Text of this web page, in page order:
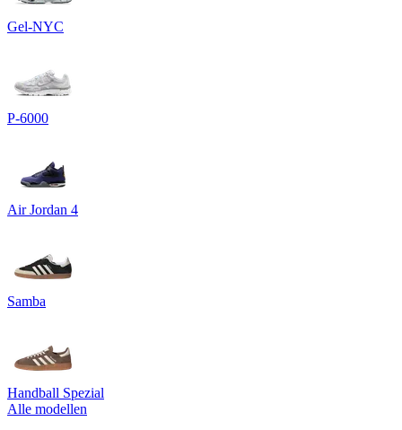
Gel-NYC
P-6000
Air Jordan 4
Samba
Handball Spezial
Alle modellen